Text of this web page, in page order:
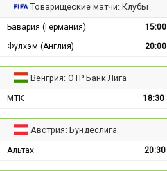
Товарищеские матчи: Клубы
Бавария (Германия) 15:00
Фулхэм (Англия)
20:00
Венгрия: ОТР Банк Лига
МТК 18:30
Австрия: Бундеслига
Альтах 20:30